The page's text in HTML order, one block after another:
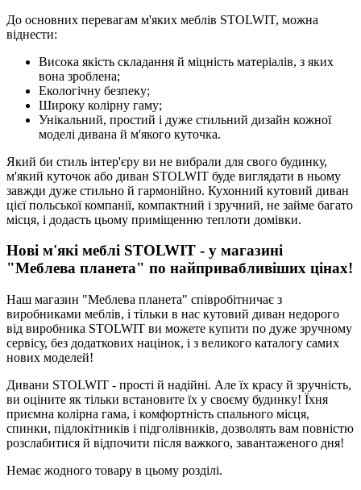
До основних перевагам м'яких меблів STOLWIT, можна
віднести:
Висока якість складання й міцність матеріалів, з яких
вона зроблена;
Екологічну безпеку;
Широку колірну гаму;
Унікальний, простий і дуже стильний дизайн кожної
моделі дивана й м'якого куточка.
Який би стиль інтер'єру ви не вибрали для свого будинку,
м'який куточок або диван STOLWIT буде виглядати в ньому
завжди дуже стильно й гармонійно. Кухонний кутовий диван
цієї польської компанії, компактний і зручний, не займе багато
місця, і додасть цьому приміщенню теплоти домівки.
Нові м'які меблі STOLWIT - у магазині
"Меблева планета" по найпривабливіших цінах!
Наш магазин "Меблева планета" співробітничає з
виробниками меблів, і тільки в нас кутовий диван недорого
від виробника STOLWIT ви можете купити по дуже зручному
сервісу, без додаткових націнок, і з великого каталогу самих
нових моделей!
Дивани STOLWIT - прості й надійні. Але їх красу й зручність,
ви оціните як тільки встановите їх у своєму будинку! Їхня
приємна колірна гама, і комфортність спального місця,
спинки, підлокітників і підголівників, дозволять вам повністю
розслабитися й відпочити після важкого, завантаженого дня!
Немає жодного товару в цьому розділі.